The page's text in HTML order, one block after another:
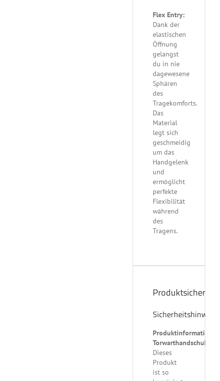
Flex Entry:
Dank der
elastischen
Öffnung
gelangst
du in nie
dagewesene
Sphären
des
Tragekomforts.
Das
Material
legt sich
geschmeidig
um das
Handgelenk
und
ermöglicht
perfekte
Flexibilität
während
des
Tragens.
Produktsicherheit
Sicherheitshinweise
Produktinformation
Torwarthandschuhe:
Dieses
Produkt
ist so